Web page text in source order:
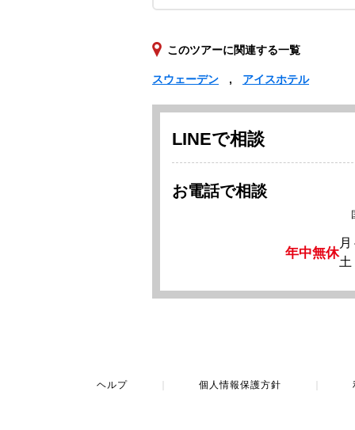
このツアーに関連する一覧
スウェーデン アイスホテル
LINEで相談
お電話で相談
年中無休
土
ヘルプ 個人情報保護方針